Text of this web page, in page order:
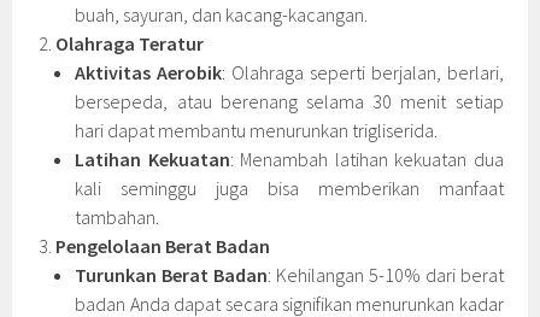
buah, sayuran, dan kacang-kacangan.
Olahraga Teratur
Aktivitas Aerobik: Olahraga seperti berjalan, berlari,
bersepeda, atau berenang selama 30 menit setiap
hari dapat membantu menurunkan trigliserida.
Latihan Kekuatan: Menambah latihan kekuatan dua
kali seminggu juga bisa memberikan manfaat
tambahan.
Pengelolaan Berat Badan
Turunkan Berat Badan: Kehilangan 5-10% dari berat
badan Anda dapat secara signifikan menurunkan kadar